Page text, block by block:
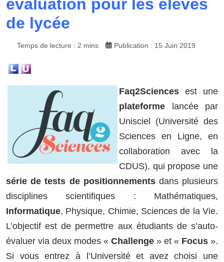
évaluation pour les élèves
de lycée
Temps de lecture : 2 mins Publication : 15 Juin 2019
Faq2Sciences est une
plateforme lancée par
Unisciel (Université des
Sciences en Ligne, en
collaboration avec la
CDUS), qui propose une
série de tests de positionnementsdans plusieurs
disciplines scientifiques : Mathématiques,
Informatique, Physique, Chimie, Sciences de la Vie.
L’objectif est de permettre aux étudiants de s’auto-
évaluer via deux modes « Challenge » et « Focus ».
Si vous entrez à l’Université et avez choisi une